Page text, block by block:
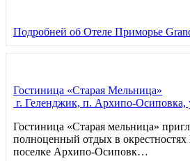
Подробней об Отеле Приморье
Гостиница «Старая Мельница»
г. Геленджик, п. Архипо-Осиповка,
Гостиница «Старая мельница»
полноценный отдых в
поселке Архипо-Осиповк…